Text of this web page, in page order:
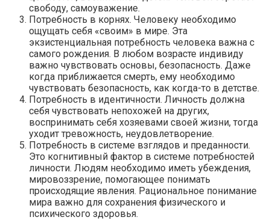
свободу, самоуважение.
Потребность в корнях. Человеку необходимо
ощущать себя «своим» в мире. Эта
экзистенциальная потребность человека важна с
самого рождения. В любом возрасте индивиду
важно чувствовать основы, безопасность. Даже
когда приближается смерть, ему необходимо
чувствовать безопасность, как когда-то в детстве.
Потребность в идентичности. Личность должна
себя чувствовать непохожей на других,
воспринимать себя хозяевами своей жизни, тогда
уходит тревожность, неудовлетворение.
Потребность в системе взглядов и преданности.
Это когнитивный фактор в системе потребностей
личности. Людям необходимо иметь убеждения,
мировоззрение, помогающее понимать
происходящие явления. Рациональное понимание
мира важно для сохранения физического и
психического здоровья.